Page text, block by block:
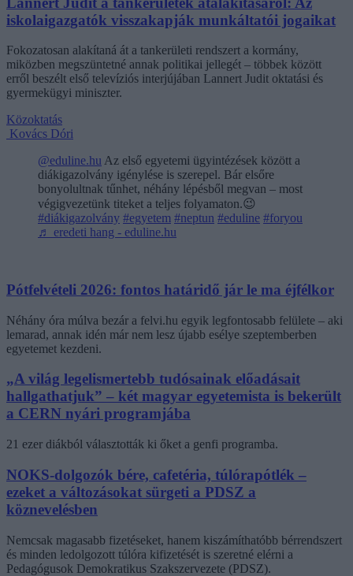
iskolaigazgatók visszakapják munkáltatói jogaikat
Fokozatosan alakítaná át a tankerületi rendszert a kormány,
miközben megszüntetné annak politikai jellegét – többek között
erről beszélt első televíziós interjújában Lannert Judit oktatási és
gyermekügyi miniszter.
Közoktatás
Kovács Dóri
@eduline.hu Az első egyetemi ügyintézések között a
diákigazolvány igénylése is szerepel. Bár elsőre
bonyolultnak tűnhet, néhány lépésből megvan – most
végigvezetünk titeket a teljes folyamaton.😉
#diákigazolvány #egyetem #neptun #eduline #foryou
♬ eredeti hang - eduline.hu
Pótfelvételi 2026: fontos határidő jár le ma éjfélkor
Néhány óra múlva bezár a felvi.hu egyik legfontosabb felülete – aki
lemarad, annak idén már nem lesz újabb esélye szeptemberben
egyetemet kezdeni.
„A világ legelismertebb tudósainak előadásait
hallgathatjuk” – két magyar egyetemista is bekerült
a CERN nyári programjába
21 ezer diákból választották ki őket a genfi programba.
NOKS-dolgozók bére, cafetéria, túlórapótlék –
ezeket a változásokat sürgeti a PDSZ a
köznevelésben
Nemcsak magasabb fizetéseket, hanem kiszámíthatóbb bérrendszert
és minden ledolgozott túlóra kifizetését is szeretné elérni a
Pedagógusok Demokratikus Szakszervezete (PDSZ).